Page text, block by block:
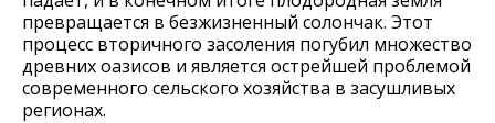
превращается в безжизненный солончак. Этот
процесс вторичного засоления погубил множество
древних оазисов и является острейшей проблемой
современного сельского хозяйства в засушливых
регионах.